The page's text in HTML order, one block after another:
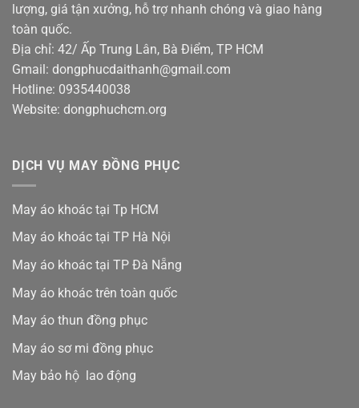
lượng, giá tận xưởng, hỗ trợ nhanh chóng và giao hàng
toàn quốc.
Địa chỉ: 42/ Ấp Trung Lân, Bà Điểm, TP HCM
Gmail: dongphucdaithanh@gmail.com
Hotline: 0935440038
Website: dongphuchcm.org
DỊCH VỤ MAY ĐỒNG PHỤC
May áo khoác tại Tp HCM
May áo khoác tại TP Hà Nội
May áo khoác tại TP Đà Nẵng
May áo khoác trên toàn quốc
May áo thun đồng phục
May áo sơ mi đồng phục
May bảo hộ lao động